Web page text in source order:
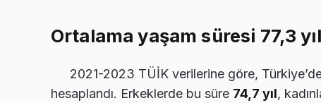
Ortalama yaşam süresi 77,3 yıl
2021-2023 TÜİK verilerine göre,
hesaplandı. Erkeklerde bu süre 74,7 yıl,